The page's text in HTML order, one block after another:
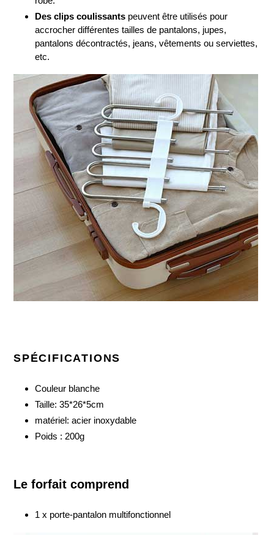
Des clips coulissants peuvent être utilisés pour
accrocher différentes tailles de pantalons, jupes,
pantalons décontractés, jeans, vêtements ou serviettes,
etc.
SPÉCIFICATIONS
Couleur blanche
Taille: 35*26*5cm
matériel: acier inoxydable
Poids : 200g
Le forfait comprend
1 x porte-pantalon multifonctionnel